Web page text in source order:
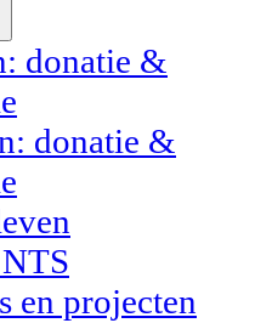
donatie &
donatie &
en projecten